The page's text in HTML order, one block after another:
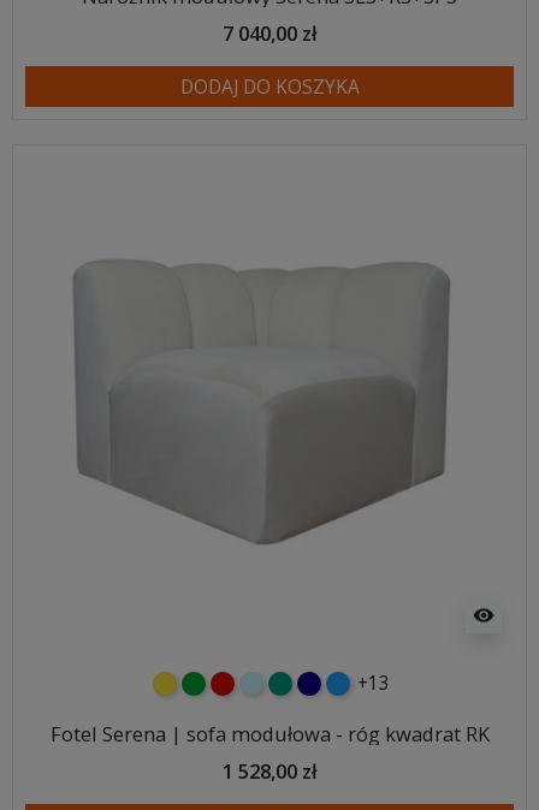
7 040,00 zł
DODAJ DO KOSZYKA
visibility
żółtyzielonyczerwony
błękitnyturkusowy
granatowy
niebieski
+13
Fotel Serena | sofa modułowa - róg kwadrat RK
1 528,00 zł